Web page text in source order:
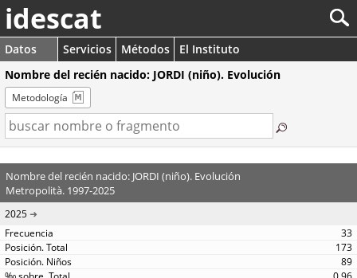
idescat
Datos Servicios Métodos
El Instituto
Nombre del recién nacido: JORDI (niño). Evolución
Metodología
Nombre del recién nacido: JORDI (niño). Evolución
Metropolità. 1997-2025
2025
33
173
89